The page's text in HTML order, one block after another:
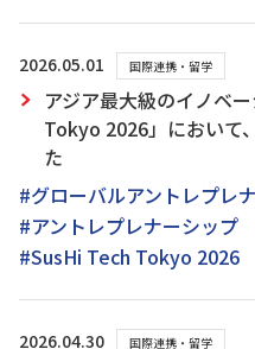
2026.05.01 国際連携・留学
アジア最大級のイノベ
Tokyo 2026」において
た
#グローバルアントレプレ
#アントレプレナーシップ
#SusHi Tech Tokyo 2026
2026.04.30 国際連携・留学